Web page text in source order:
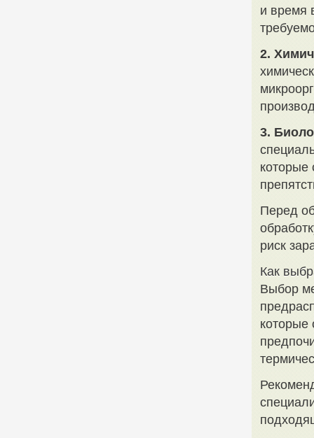
и время
2.
3.
которые
Перед
риск
Как
Выбор
которые